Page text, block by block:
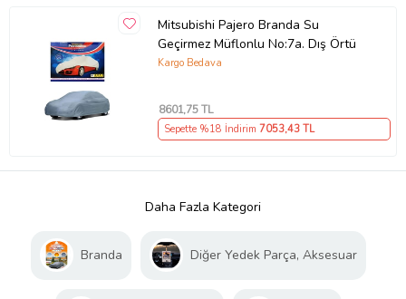
Mitsubishi Pajero Branda Su
Geçirmez Müflonlu No:7a. Dış Örtü
Kargo Bedava
8601,75 TL
Sepette %18 İndirim 7053,43 TL
Daha Fazla Kategori
Branda Diğer Yedek Parça, Aksesuar